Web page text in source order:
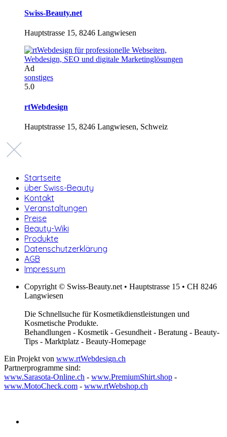
Swiss-Beauty.net
Hauptstrasse 15, 8246 Langwiesen
Ad
sonstiges
5.0
rtWebdesign
Hauptstrasse 15, 8246 Langwiesen, Schweiz
Startseite
über Swiss-Beauty
Kontakt
Veranstaltungen
Preise
Beauty-Wiki
Produkte
Datenschutzerklärung
AGB
Impressum
Copyright © Swiss-Beauty.net • Hauptstrasse 15 • CH 8246
Langwiesen
Die Schnellsuche für Kosmetikdienstleistungen und
Kosmetische Produkte.
Behandlungen - Kosmetik - Gesundheit - Beratung - Beauty-
Tips - Marktplatz - Beauty-Homepage
Ein Projekt von www.rtWebdesign.ch
Partnerprogramme sind:
www.Sarasota-Online.ch - www.PremiumShirt.shop -
www.MotoCheck.com - www.rtWebshop.ch